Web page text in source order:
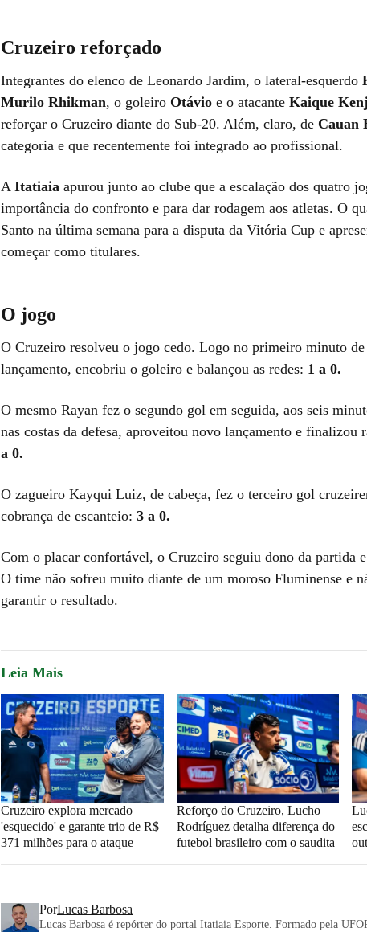
Cruzeiro reforçado
Integrantes do elenco de Leonardo Jardim, o lateral-esquerdo
Murilo Rhikman, o goleiro Otávio e o atacante Kaique
reforçar o Cruzeiro diante do Sub-20. Além, claro, de Cauan
categoria e que recentemente foi integrado ao profissional.
A Itatiaia apurou junto ao clube que a escalação dos quatro
importância do confronto e para dar rodagem aos atletas. O
Santo na última semana para a disputa da Vitória Cup e
começar como titulares.
O jogo
O Cruzeiro resolveu o jogo cedo. Logo no primeiro minuto
lançamento, encobriu o goleiro e balançou as redes: 1 a 0.
O mesmo Rayan fez o segundo gol em seguida, aos seis
nas costas da defesa, aproveitou novo lançamento e finalizou
a 0.
O zagueiro Kayqui Luiz, de cabeça, fez o terceiro gol
cobrança de escanteio: 3 a 0.
Com o placar confortável, o Cruzeiro seguiu dono da partida
O time não sofreu muito diante de um moroso Fluminense e
garantir o resultado.
Leia Mais
Cruzeiro explora mercado
'esquecido' e garante trio de R$
371 milhões para o ataque
Reforço do Cruzeiro, Lucho
Rodríguez detalha diferença do
futebol brasileiro com o saudita
PorLucas Barbosa
Lucas Barbosa é repórter do portal Itatiaia Esporte. Formado pela